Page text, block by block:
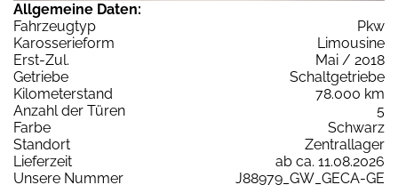
Allgemeine Daten:
Fahrzeugtyp
Pkw
Karosserieform
Limousine
Erst-Zul.
Mai / 2018
Getriebe
Schaltgetriebe
Kilometerstand
78.000 km
Anzahl der Türen
5
Farbe
Schwarz
Standort
Zentrallager
Lieferzeit
ab ca. 11.08.2026
Unsere Nummer
J88979_GW_GECA-GE